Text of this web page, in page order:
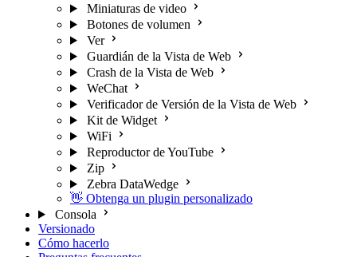
Miniaturas de video
Botones de volumen
Ver
Guardián de la Vista de Web
Crash de la Vista de Web
WeChat
Verificador de Versión de la Vista de Web
Kit de Widget
WiFi
Reproductor de YouTube
Zip
Zebra DataWedge
👋 Obtenga un plugin personalizado
Consola
Versionado
Cómo hacerlo